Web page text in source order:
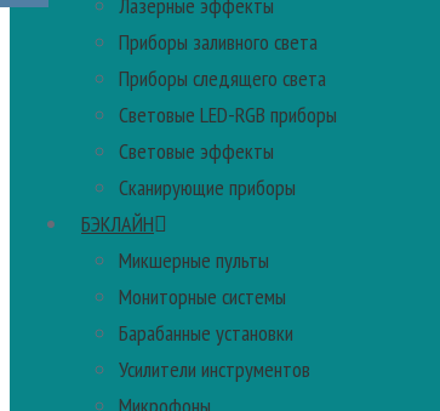
Приборы заливного света
Приборы следящего света
Световые LED-RGB приборы
Световые эффекты
Сканирующие приборы
БЭКЛАЙН
Микшерные пульты
Мониторные системы
Барабанные установки
Усилители инструментов
Микрофоны